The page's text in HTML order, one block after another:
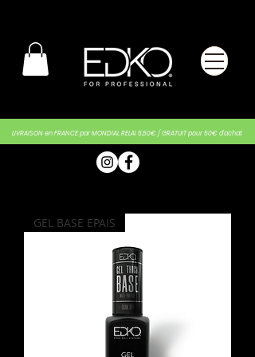
LIVRAISON en FRANCE par MONDIAL RELAI 5,50€ / GRATUIT pour 50€ d'achat
GEL BASE EPAIS